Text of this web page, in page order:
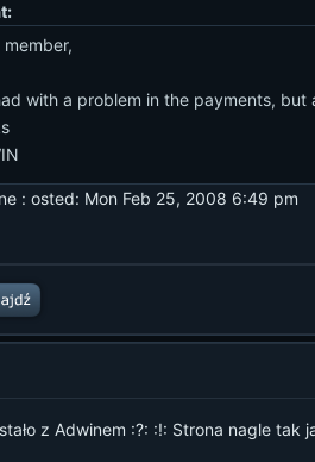
member,
with a problem in the payments,
: osted: Mon Feb 25, 2008 6:49 pm
z Adwinem :?: :!: Strona nagle tak